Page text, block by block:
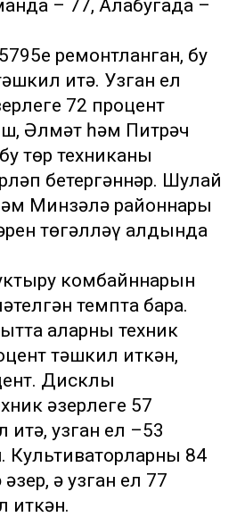
– 77, Алабугада –
ремонтланган, бу
итә. Узган ел
72 процент
Әлмәт һәм Питрәч
төр техниканы
бетергәннәр. Шулай
Минзәлә районнары
төгәлләү алдында
комбайннарын
темпта бара.
аларның техник
тәшкил иткән,
Дисклы
әзерлеге 57
итә, узган ел –53
Культиваторларның 84
ә узган ел 77
иткән.